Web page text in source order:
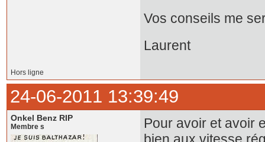
Vos conseils me
Laurent
Hors ligne
24-06-2011 13:39:49
Onkel Benz RIP
Membre s
Pour avoir et avoir